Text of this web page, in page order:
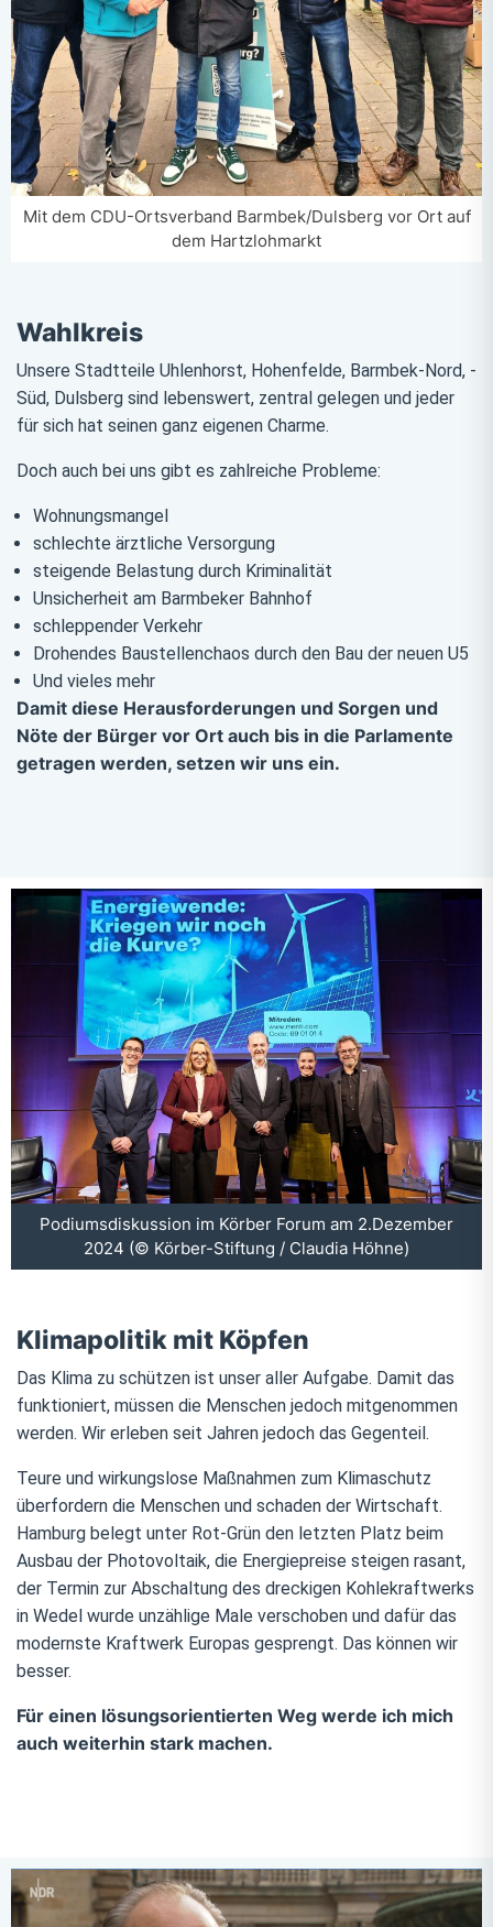
Mit dem CDU-Ortsverband Barmbek/Dulsberg vor Ort auf
dem Hartzlohmarkt
Wahlkreis
Unsere Stadtteile Uhlenhorst, Hohenfelde, Barmbek-Nord, -
Süd, Dulsberg sind lebenswert, zentral gelegen und jeder
für sich hat seinen ganz eigenen Charme.
Doch auch bei uns gibt es zahlreiche Probleme:
Wohnungsmangel
schlechte ärztliche Versorgung
steigende Belastung durch Kriminalität
Unsicherheit am Barmbeker Bahnhof
schleppender Verkehr
Drohendes Baustellenchaos durch den Bau der neuen U5
Und vieles mehr
Damit diese Herausforderungen und Sorgen und
Nöte der Bürger vor Ort auch bis in die Parlamente
getragen werden, setzen wir uns ein.
Klimapolitik mit Köpfen
Das Klima zu schützen ist unser aller Aufgabe. Damit das
funktioniert, müssen die Menschen jedoch mitgenommen
werden. Wir erleben seit Jahren jedoch das Gegenteil.
Teure und wirkungslose Maßnahmen zum Klimaschutz
überfordern die Menschen und schaden der Wirtschaft.
Hamburg belegt unter Rot-Grün den letzten Platz beim
Ausbau der Photovoltaik, die Energiepreise steigen rasant,
der Termin zur Abschaltung des dreckigen Kohlekraftwerks
in Wedel wurde unzählige Male verschoben und dafür das
modernste Kraftwerk Europas gesprengt. Das können wir
besser.
Für einen lösungsorientierten Weg werde ich mich
auch weiterhin stark machen.
Podiumsdiskussion im Körber Forum am 2.Dezember
2024 (© Körber-Stiftung / Claudia Höhne)